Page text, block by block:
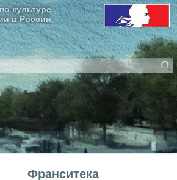
культуре
в России
Франситека